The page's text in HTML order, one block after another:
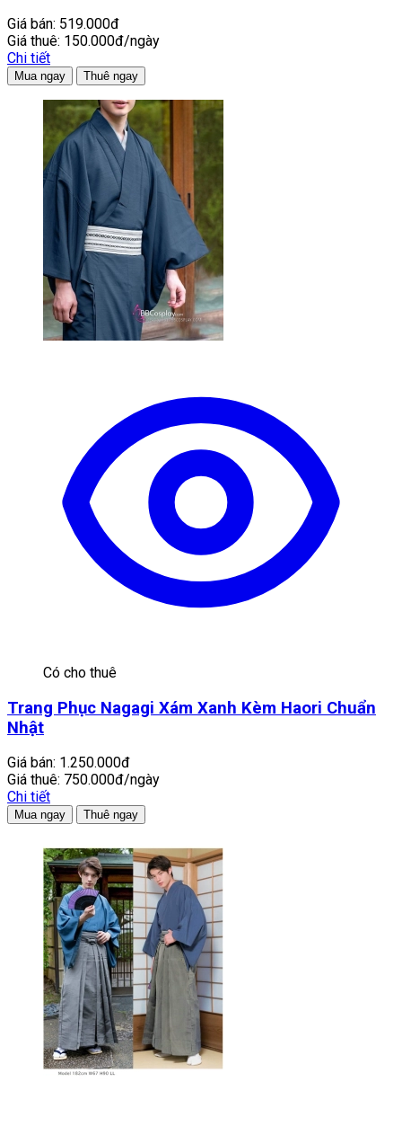
Giá bán: 519.000đ
Giá thuê: 150.000đ/ngày
Chi tiết
Mua ngay Thuê ngay
Có cho thuê
Trang Phục Nagagi Xám Xanh Kèm Haori Chuẩn
Nhật
Giá bán: 1.250.000đ
Giá thuê: 750.000đ/ngày
Chi tiết
Mua ngay Thuê ngay